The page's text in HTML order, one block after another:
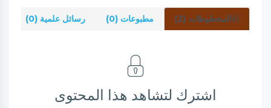
المخطوطات (2) مطبوعات (0) رسائل علمية (0)
اشترك لتشاهد هذا المحتوى